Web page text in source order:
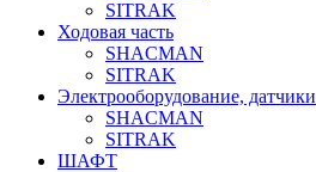
SITRAK
Ходовая часть
SHACMAN
SITRAK
Электрооборудование, датчики
SHACMAN
SITRAK
ШАФТ